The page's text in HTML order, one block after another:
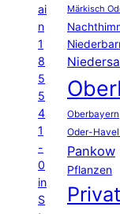
ai
n
1
8
5
5
4
1
-
0
in
S
Märkisch
Oberbayern
Oder-
Pankow
Pflanzen